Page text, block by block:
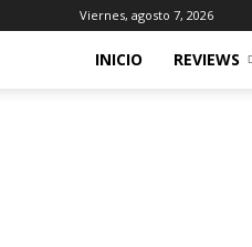
Viernes, agosto 7, 2026
INICIO REVIEWS